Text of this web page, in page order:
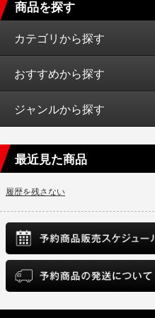
商品を探す
カテゴリから探す
おすすめから探す
ジャンルから探す
最近見た商品
履歴を残さない